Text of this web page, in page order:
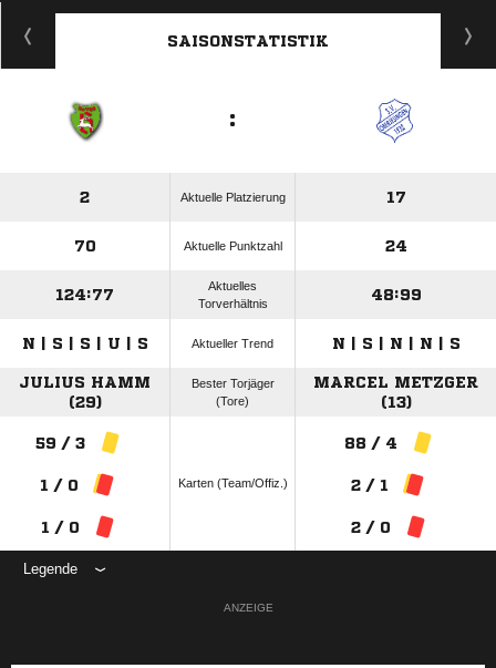
SAISONSTATISTIK
:
2 Aktuelle Platzierung 17
70 Aktuelle Punktzahl 24
124:77
Aktuelles
Torverhältnis
48:99
N | S | S | U | S Aktueller Trend N | S | N | N | S
JULIUS HAMM
(29)
Bester Torjäger
(Tore)
MARCEL METZGER
(13)
59 / 3
1 / 0
1 / 0
Karten (Team/Offiz.)
88 / 4
2 / 1
2 / 0
Legende
ANZEIGE